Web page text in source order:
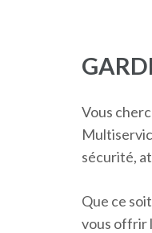
Vous
sécurité,
Que ce
vous offrir